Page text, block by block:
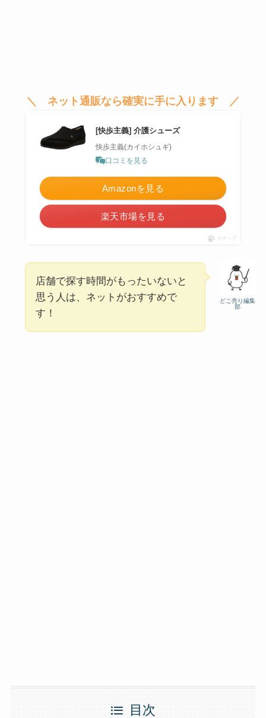
＼ ネット通販なら確実に手に入ります ／
[快歩主義] 介護シューズ
快歩主義(カイホシュギ)
口コミを見る
Amazonを見る
楽天市場を見る
ポチップ
どこ売り編集
部
店舗で探す時間がもったいないと
思う人は、ネットがおすすめで
す！
目次